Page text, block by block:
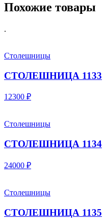
Похожие товары
.
Столешницы
СТОЛЕШНИЦА 1133
12300 ₽
Столешницы
СТОЛЕШНИЦА 1134
24000 ₽
Столешницы
СТОЛЕШНИЦА 1135